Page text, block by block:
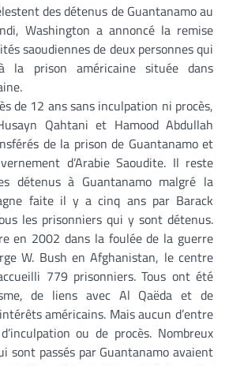
des détenus de Guantanamo au
Washington a annoncé la remise
saoudiennes de deux personnes qui
la prison américaine située dans
de 12 ans sans inculpation ni procès,
Qahtani et Hamood Abdullah
de la prison de Guantanamo et
d’Arabie Saoudite. Il reste
détenus à Guantanamo malgré la
faite il y a cinq ans par Barack
les prisonniers qui y sont détenus.
en 2002 dans la foulée de la guerre
W. Bush en Afghanistan, le centre
779 prisonniers. Tous ont été
de liens avec Al Qaëda et de
américains. Mais aucun d’entre
ou de procès. Nombreux
sont passés par Guantanamo avaient